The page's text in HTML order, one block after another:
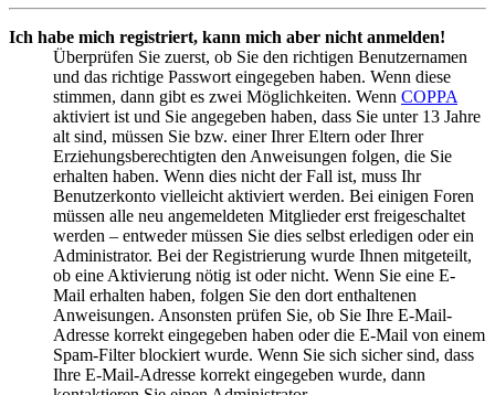
Ich habe mich registriert, kann mich aber nicht anmelden!
Überprüfen Sie zuerst, ob Sie den richtigen Benutzernamen
und das richtige Passwort eingegeben haben. Wenn diese
stimmen, dann gibt es zwei Möglichkeiten. Wenn COPPA
aktiviert ist und Sie angegeben haben, dass Sie unter 13 Jahre
alt sind, müssen Sie bzw. einer Ihrer Eltern oder Ihrer
Erziehungsberechtigten den Anweisungen folgen, die Sie
erhalten haben. Wenn dies nicht der Fall ist, muss Ihr
Benutzerkonto vielleicht aktiviert werden. Bei einigen Foren
müssen alle neu angemeldeten Mitglieder erst freigeschaltet
werden – entweder müssen Sie dies selbst erledigen oder ein
Administrator. Bei der Registrierung wurde Ihnen mitgeteilt,
ob eine Aktivierung nötig ist oder nicht. Wenn Sie eine E-
Mail erhalten haben, folgen Sie den dort enthaltenen
Anweisungen. Ansonsten prüfen Sie, ob Sie Ihre E-Mail-
Adresse korrekt eingegeben haben oder die E-Mail von einem
Spam-Filter blockiert wurde. Wenn Sie sich sicher sind, dass
Ihre E-Mail-Adresse korrekt eingegeben wurde, dann